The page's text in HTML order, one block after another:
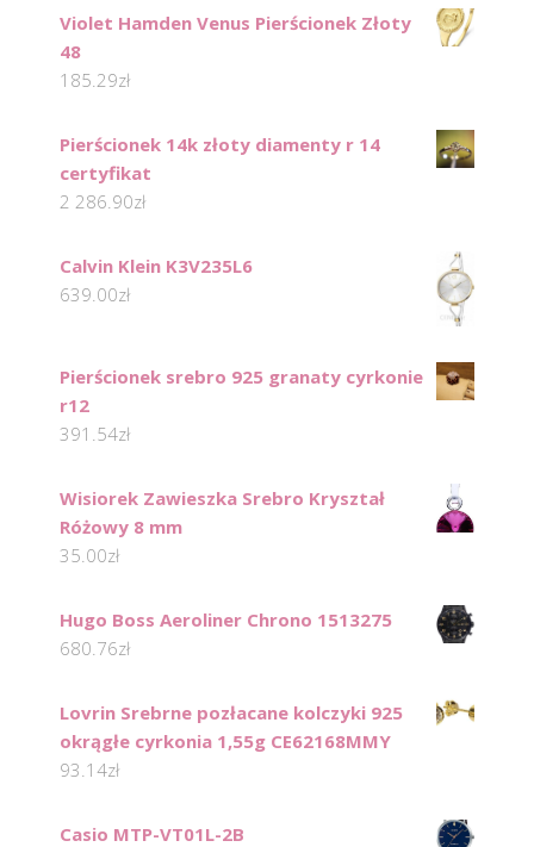
Violet Hamden Venus Pierścionek Złoty
48
185.29zł
Pierścionek 14k złoty diamenty r 14
certyfikat
2 286.90zł
Calvin Klein K3V235L6
639.00zł
Pierścionek srebro 925 granaty cyrkonie
r12
391.54zł
Wisiorek Zawieszka Srebro Kryształ
Różowy 8 mm
35.00zł
Hugo Boss Aeroliner Chrono 1513275
680.76zł
Lovrin Srebrne pozłacane kolczyki 925
okrągłe cyrkonia 1,55g CE62168MMY
93.14zł
Casio MTP-VT01L-2B